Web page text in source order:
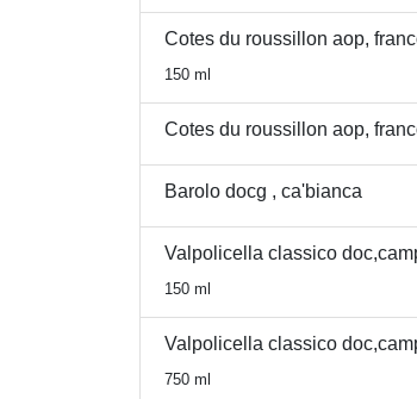
Cotes du roussillon aop,
150 ml
Cotes du roussillon aop,
Barolo docg , ca'bianca
Valpolicella classico
150 ml
Valpolicella classico
750 ml